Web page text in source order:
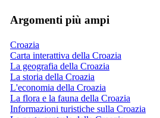
Argomenti più ampi
Croazia
Carta interattiva della Croazia
La geografia della Croazia
La storia della Croazia
L'economia della Croazia
La flora e la fauna della Croazia
Informazioni turistiche sulla Croazia